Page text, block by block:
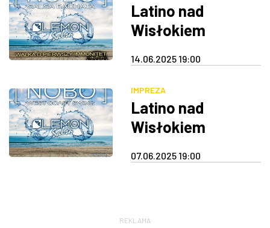
Latino nad
Wisłokiem
14.06.2025 19:00
IMPREZA
Latino nad
Wisłokiem
07.06.2025 19:00
REKLAMA